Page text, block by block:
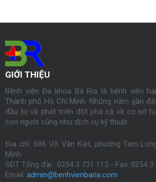
GIỚI THIỆU
Bệnh viện Đa khoa Bà Rịa là bệnh viện
Thành phố Hồ Chí Minh. Những năm gần
đầu tư và phát triển đột phá cả về cơ sở
con người cũng như dịch vụ kỹ thuật.
Địa chỉ: 686 Võ Văn Kiệt, phường Tam
Minh
SĐT Tổng đài: 0254 3 731 115 - Fax: 0254 3
Email: admin@benhvienbaria.com